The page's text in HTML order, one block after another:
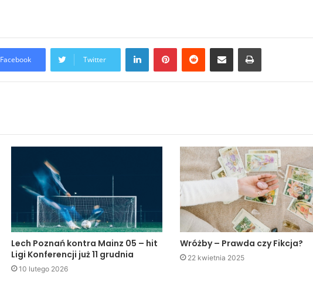
Facebook Twitter
LinkedIn
Lech Poznań kontra Mainz 05 – hit
Ligi Konferencji już 11 grudnia
10 lutego 2026
Wróżby – Prawda czy Fikcja?
22 kwietnia 2025